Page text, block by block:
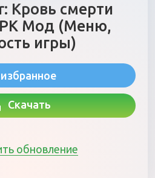
Кровь смерти
Мод (Меню,
игры)
Скачать
обновление